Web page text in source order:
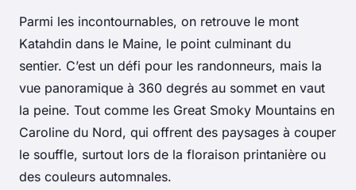
Parmi les incontournables, on retrouve le mont
Katahdin dans le Maine, le point culminant du
sentier. C’est un défi pour les randonneurs, mais la
vue panoramique à 360 degrés au sommet en vaut
la peine. Tout comme les Great Smoky Mountains en
Caroline du Nord, qui offrent des paysages à couper
le souffle, surtout lors de la floraison printanière ou
des couleurs automnales.